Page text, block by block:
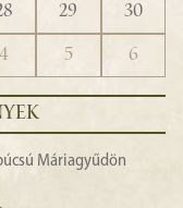
29
30
4 5 6
Máriagyűdön